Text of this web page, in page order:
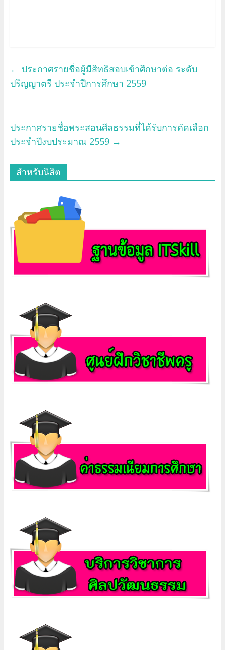
← ประกาศรายชื่อผู้มีสิทธิสอบเข้าศึกษาต่อ ระดับ
ปริญญาตรี ประจำปีการศึกษา 2559
ประกาศรายชื่อพระสอนศีลธรรมที่ได้รับการคัดเลือก
ประจำปีงบประมาณ 2559 →
สำหรับนิสิต